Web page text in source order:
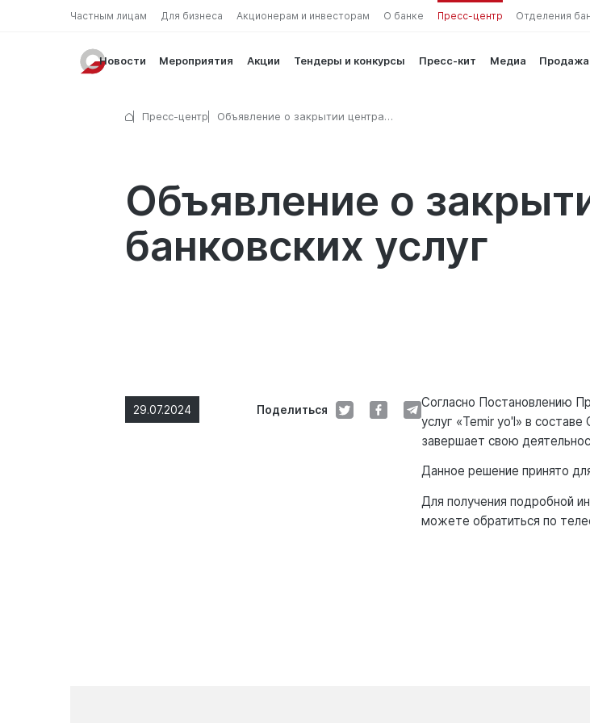
Частным лицам Для бизнеса Акционерам и инвесторам О банке Пресс-центр Отделения
Новости Мероприятия Акции Тендеры и конкурсы Пресс-кит Медиа Продажа
Пресс-центр
Объявление о закрытии центра
Объявление о
банковских услуг
29.07.2024 Поделиться
Согласно Постановлению
услуг «Temir yo'l» в
завершает свою
Данное решение принято
Для получения подробной
можете обратиться по